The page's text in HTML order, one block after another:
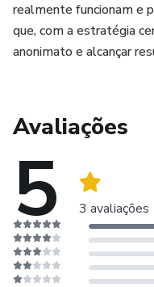
realmente funcionam e
que, com a estratégia
anonimato e alcançar
Avaliações
5 3 avaliações